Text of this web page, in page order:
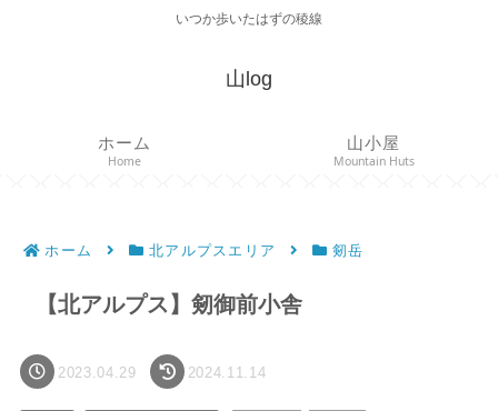
いつか歩いたはずの稜線
山log
ホーム
Home
山小屋
Mountain Huts
ホーム 北アルプスエリア 剱岳
【北アルプス】剱御前小舎
2023.04.29 2024.11.14